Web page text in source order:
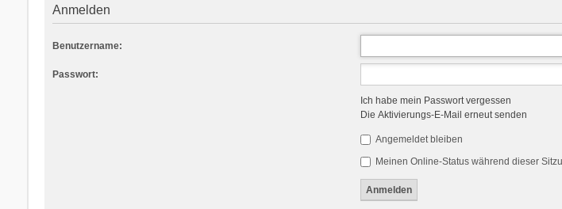
Anmelden
Benutzername:
Passwort:
Ich habe mein Passwort vergessen
Die Aktivierungs-E-Mail erneut senden
Angemeldet bleiben
Meinen Online-Status während dieser